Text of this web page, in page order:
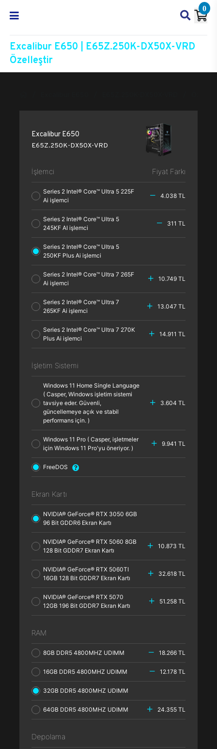
0
Excalibur E650 | E65Z.250K-DX50X-VRD
Özelleştir
Excalibur E650
E65Z.250K-DX50X-VRD
İşlemci Fiyat Farkı
Series 2 Intel® Core™ Ultra 5 225F
Ai işlemci
4.038 TL
Series 2 Intel® Core™ Ultra 5
245KF AI işlemci
311 TL
Series 2 Intel® Core™ Ultra 5
250KF Plus Ai işlemci
Series 2 Intel® Core™ Ultra 7 265F
Ai işlemci
10.749 TL
Series 2 Intel® Core™ Ultra 7
265KF Ai işlemci
13.047 TL
Series 2 Intel® Core™ Ultra 7 270K
Plus Ai işlemci
14.911 TL
İşletim Sistemi
Windows 11 Home Single Language
( Casper, Windows işletim sistemi
tavsiye eder. Güvenli,
güncellemeye açık ve stabil
performans için. )
3.604 TL
Windows 11 Pro ( Casper, işletmeler
için Windows 11 Pro'yu öneriyor. )
9.941 TL
FreeDOS
Ekran Kartı
NVIDIA® GeForce® RTX 3050 6GB
96 Bit GDDR6 Ekran Kartı
NVIDIA® GeForce® RTX 5060 8GB
128 Bit GDDR7 Ekran Kartı
10.873 TL
NVIDIA® GeForce® RTX 5060TI
16GB 128 Bit GDDR7 Ekran Kartı
32.618 TL
NVIDIA® GeForce® RTX 5070
12GB 196 Bit GDDR7 Ekran Kartı
51.258 TL
RAM
8GB DDR5 4800MHZ UDIMM 18.266 TL
16GB DDR5 4800MHZ UDIMM 12.178 TL
32GB DDR5 4800MHZ UDIMM
64GB DDR5 4800MHZ UDIMM 24.355 TL
Depolama